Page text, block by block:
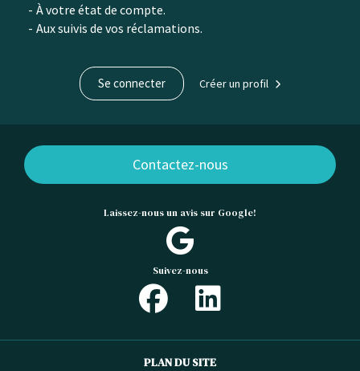
Contactez-nous
À votre état de compte.
Aux suivis de vos réclamations.
Se connecter Créer un profil
Laissez-nous un avis sur Google!
Suivez-nous
PLAN DU SITE